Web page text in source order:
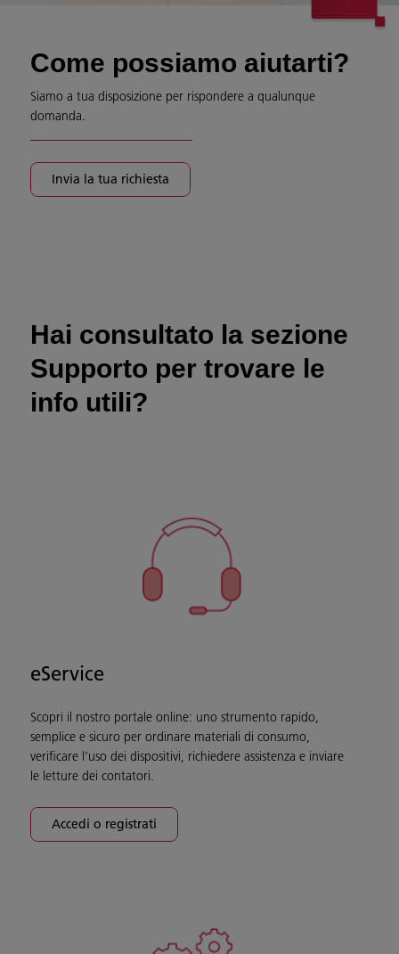
Come possiamo aiutarti?
Siamo a tua disposizione per rispondere a qualunque
domanda.
Invia la tua richiesta
Hai consultato la sezione
Supporto per trovare le
info utili?
eService
Scopri il nostro portale online: uno strumento rapido,
semplice e sicuro per ordinare materiali di consumo,
verificare l’uso dei dispositivi, richiedere assistenza e inviare
le letture dei contatori.
Accedi o registrati